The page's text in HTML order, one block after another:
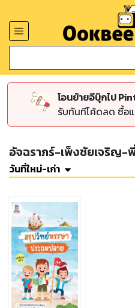
โอนย้ายอีบุ๊กไป
รับทันทีโค้ดลด ซื้อ
อัจฉราภร์-เพ็งชัยเจริญ-
วันที่ใหม่-เก่า